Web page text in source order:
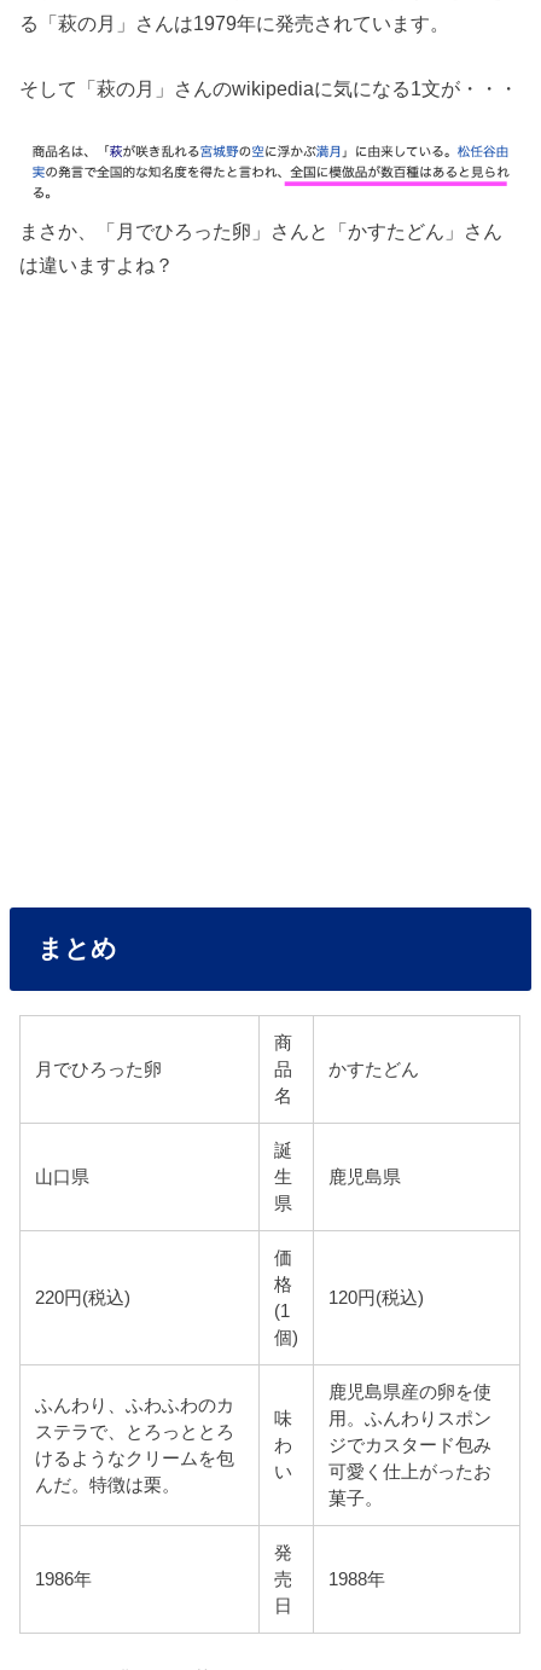
る「萩の月」さんは1979年に発売されています。
そして「萩の月」さんのwikipediaに気になる1文が・・・
まさか、「月でひろった卵」さんと「かすたどん」さん
は違いますよね？
まとめ
月でひろった卵
商
品
名
かすたどん
山口県
誕
生
県
鹿児島県
220円(税込)
価
格
(1
個)
120円(税込)
ふんわり、ふわふわのカ
ステラで、とろっととろ
けるようなクリームを包
んだ。特徴は栗。
味
わ
い
鹿児島県産の卵を使
用。ふんわりスポン
ジでカスタード包み
可愛く仕上がったお
菓子。
1986年
発
売
日
1988年